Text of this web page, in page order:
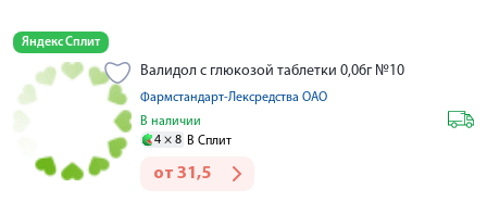
Яндекс Сплит
Валидол с глюкозой таблетки 0,06г №10
Фармстандарт-Лексредства ОАО
В наличии
4 × 8 В Сплит
от 31,5